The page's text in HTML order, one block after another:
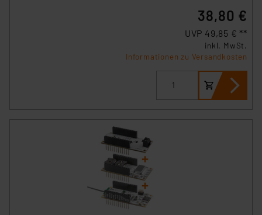
38,80 €
UVP 49,85 € **
inkl. MwSt.
Informationen zu Versandkosten